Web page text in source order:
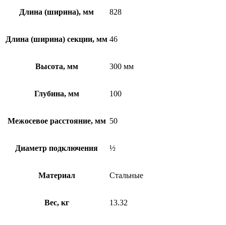
Длина (ширина), мм 828
Длина (ширина) секции, мм 46
Высота, мм 300 мм
Глубина, мм 100
Межосевое расстояние, мм 50
Диаметр подключения ½
Материал Стальные
Вес, кг 13.32